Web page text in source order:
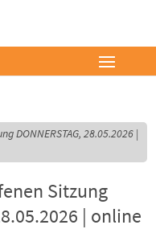
DONNERSTAG, 28.05.2026 |
Sitzung
| online